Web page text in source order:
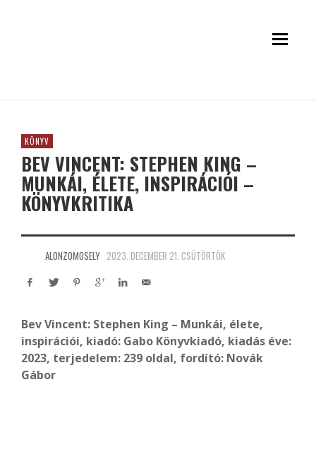
KÖNYV
BEV VINCENT: STEPHEN KING –
MUNKÁI, ÉLETE, INSPIRÁCIÓI –
KÖNYVKRITIKA
ALONZOMOSELY 2023. DECEMBER 21. CSÜTÖRTÖK
Bev Vincent: Stephen King – Munkái, élete,
inspirációi, kiadó: Gabo Könyvkiadó, kiadás éve:
2023, terjedelem: 239 oldal, fordító: Novák
Gábor